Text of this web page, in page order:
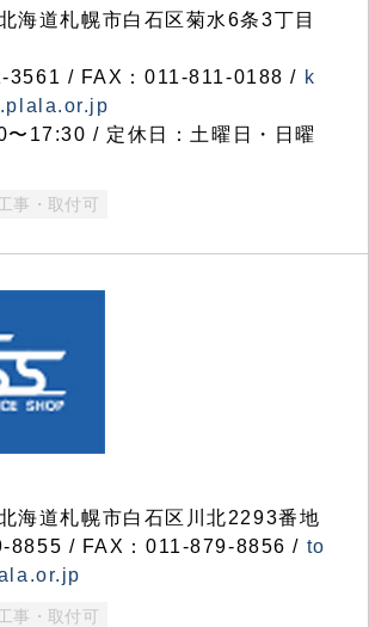
道札幌市白石区菊水6条3丁目
3561 / FAX：011-811-0188 / k
〜17:30 / 定休日：土曜日・日曜
事・取付可
道札幌市白石区川北2293番地
8855 / FAX：011-879-8856 / to
事・取付可